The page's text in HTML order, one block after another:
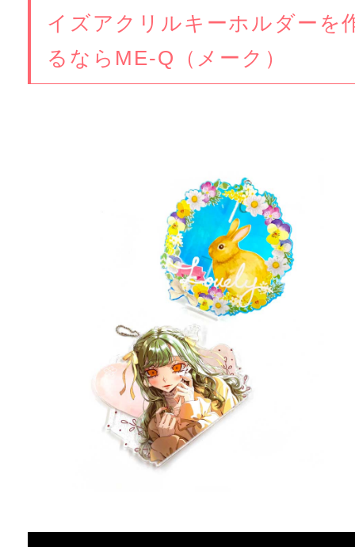
イズアクリルキーホルダーを
るならME-Q（メーク）